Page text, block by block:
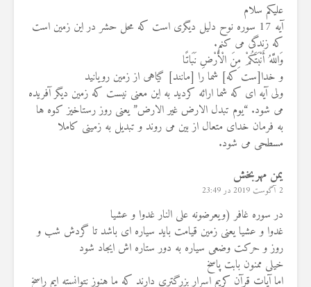
علیکم سلام
آیه 17 سوره نوح دلیل دیگری است که محل حشر در این زمین است
که زندگی می کنم.
وَاللَّهُ أَنْبَتَكُمْ مِنَ الْأَرْضِ نَبَاتًا
و خدا[ست كه] شما را [مانند] گياهى از زمين رويانيد
ولی آیه ای که شما ارائه کردید به این معنی نیست که زمین دیگر آفریده
می شود. “یوم تبدل الارض غیر الارض” یعنی روز رستاخیز کوه ها
به فرمان خدای متعال از بین می روند و تبدیل به زمینی کاملا
مسطحی می شود.
یمن مهربخش
2 آگوست 2019 در 23:49
در سوره غافر (ویعرضونه علی النار غدوا و عشیا
غدوا و عشیا یعنی زمین قیامت باید سیاره ای باشد تا گردش شب و
روز و حرکت وضعی سیاره به دور ستاره اش ایجاد شود
خیلی ممنون بابت پاسخ
اما آیات قرآن کریم اسرار بزرگتری دارند که ما هنوز نتوانسته ایم راسخ